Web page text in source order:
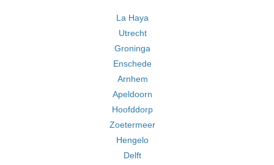
La Haya
Utrecht
Groninga
Enschede
Arnhem
Apeldoorn
Hoofddorp
Zoetermeer
Hengelo
Delft